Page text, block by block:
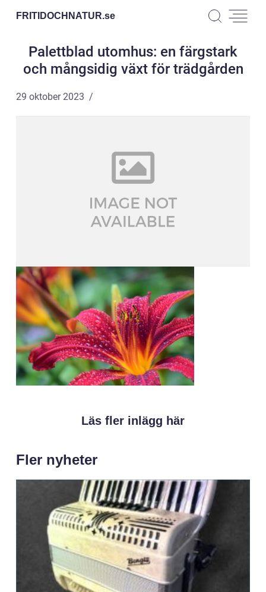
FRITIDOCHNATUR.se
Palettblad utomhus: en färgstark
och mångsidig växt för trädgården
29 oktober 2023
Läs fler inlägg här
Fler nyheter